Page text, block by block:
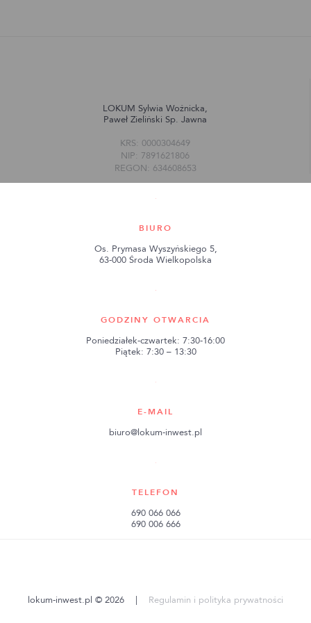
LOKUM Sylwia Woźnicka,
Paweł Zieliński Sp. Jawna
KRS: 0000304649
NIP: 7891621806
REGON: 634608653
BIURO
Os. Prymasa Wyszyńskiego 5,
63-000 Środa Wielkopolska
GODZINY OTWARCIA
Poniedziałek-czwartek: 7:30-16:00
Piątek: 7:30 – 13:30
E-MAIL
biuro@lokum-inwest.pl
TELEFON
690 066 066
690 006 666
lokum-inwest.pl © 2026 | Regulamin i polityka prywatności